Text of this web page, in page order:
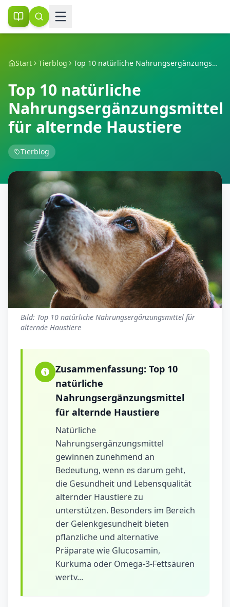
Start Tierblog Top 10 natürliche Nahrungsergänzungsmittel für alternde Haustiere
Top 10 natürliche
Nahrungsergänzungsmittel
für alternde Haustiere
Tierblog
Bild: Top 10 natürliche Nahrungsergänzungsmittel für
alternde Haustiere
Zusammenfassung: Top 10
natürliche
Nahrungsergänzungsmittel
für alternde Haustiere
Natürliche
Nahrungsergänzungsmittel
gewinnen zunehmend an
Bedeutung, wenn es darum geht,
die Gesundheit und Lebensqualität
alternder Haustiere zu
unterstützen. Besonders im Bereich
der Gelenkgesundheit bieten
pflanzliche und alternative
Präparate wie Glucosamin,
Kurkuma oder Omega-3-Fettsäuren
wertv...